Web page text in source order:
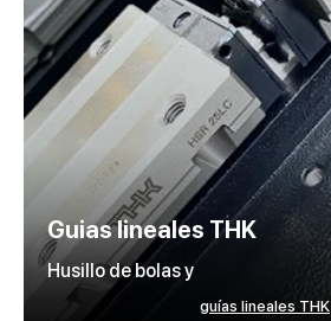
Guias lineales THK
Husillo de bolas y
guías lineales THK